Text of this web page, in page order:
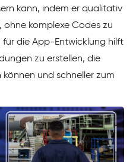
kann, indem er qualitativ
komplexe Codes zu
die App-Entwicklung hilft
zu erstellen, die
und schneller zum